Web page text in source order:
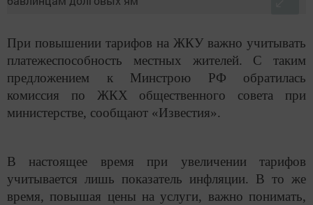
При повышении тарифов на ЖКУ важно учитывать
платежеспособность местных жителей. С таким
предложением к Минстрою РФ обратилась
комиссия по ЖКХ общественного совета при
министерстве, сообщают «Известия».
В настоящее время при увеличении тарифов
учитывается лишь показатель инфляции. В то же
время, повышая цены на услуги, важно понимать,